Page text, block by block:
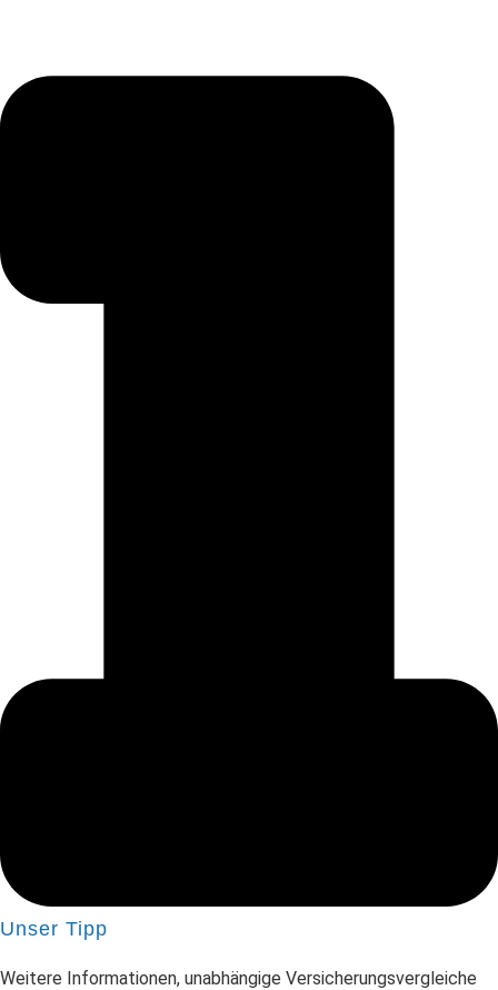
Unser Tipp
Weitere Informationen, unabhängige Versicherungsvergleiche